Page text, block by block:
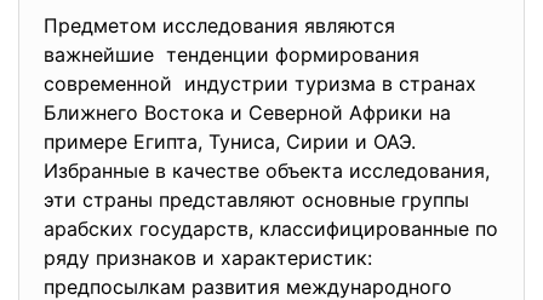
Предметом исследования являются
важнейшие тенденции формирования
современной индустрии туризма в странах
Ближнего Востока и Северной Африки на
примере Египта, Туниса, Сирии и ОАЭ.
Избранные в качестве объекта исследования,
эти страны представляют основные группы
арабских государств, классифицированные по
ряду признаков и характеристик:
предпосылкам развития международного